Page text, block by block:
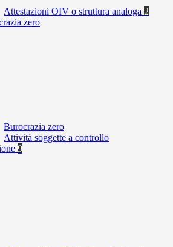
Attestazioni OIV o struttura analoga 2
zero
Burocrazia zero
Attività soggette a controllo
9